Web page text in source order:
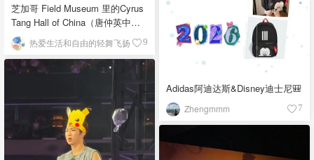
Adidas阿迪达斯&Disney迪士尼🎒
Zhengmmm 7
芝加哥 Field Museum 里的Cyrus
Tang Hall of China（唐仲英中国
馆） 热爱生活和自由的轻舞飞扬 9